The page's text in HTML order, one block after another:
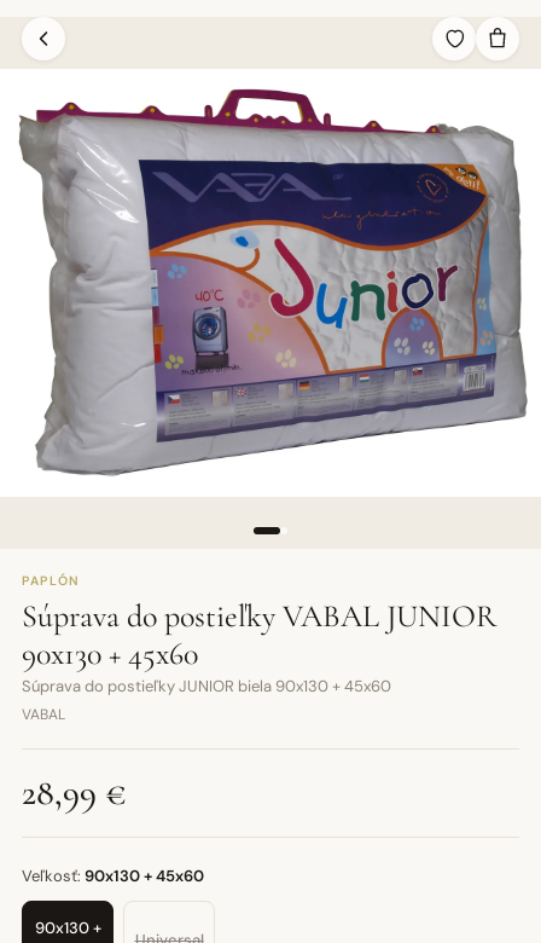
PAPLÓN
Súprava do postieľky VABAL JUNIOR
90x130 + 45x60
Súprava do postieľky JUNIOR biela 90x130 + 45x60
VABAL
28,99 €
Veľkosť: 90x130 + 45x60
90x130 +